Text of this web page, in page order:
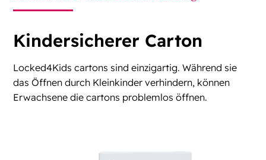
Kindersicherer Carton
Locked4Kids cartons sind einzigartig. Während sie
das Öffnen durch Kleinkinder verhindern, können
Erwachsene die cartons problemlos öffnen.